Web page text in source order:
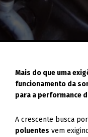
Mais do que uma
funcionamento da
para a performance
A crescente busca
poluentes vem